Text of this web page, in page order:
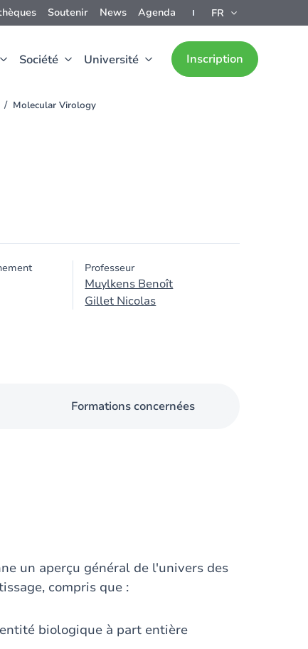
Soutenir News Agenda FR
Société Université Inscription
Molecular Virology
Professeur
Muylkens Benoît
Gillet Nicolas
Formations concernées
un aperçu général de l'univers des
compris que :
biologique à part entière